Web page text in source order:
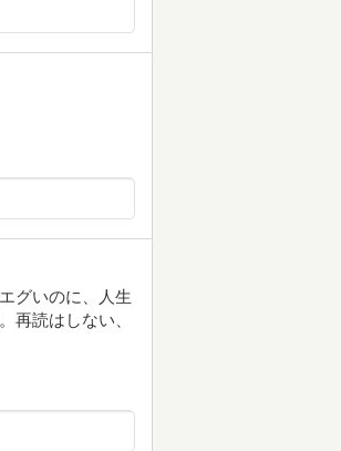
グいのに、人生
再読はしない、